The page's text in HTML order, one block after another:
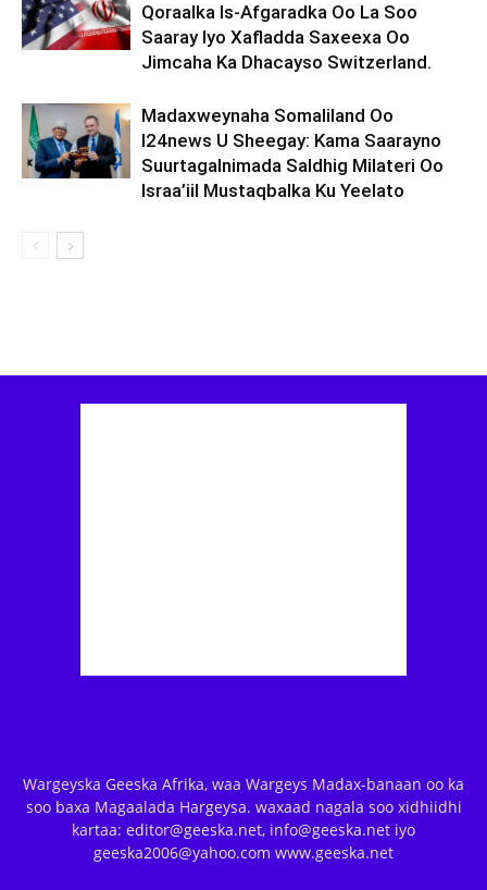
Qoraalka Is-Afgaradka Oo La Soo
Saaray Iyo Xafladda Saxeexa Oo
Jimcaha Ka Dhacayso Switzerland.
Madaxweynaha Somaliland Oo
I24news U Sheegay: Kama Saarayno
Suurtagalnimada Saldhig Milateri Oo
Israa’iil Mustaqbalka Ku Yeelato
Wargeyska Geeska Afrika, waa Wargeys Madax-banaan oo ka
soo baxa Magaalada Hargeysa. waxaad nagala soo xidhiidhi
kartaa: editor@geeska.net, info@geeska.net iyo
geeska2006@yahoo.com www.geeska.net